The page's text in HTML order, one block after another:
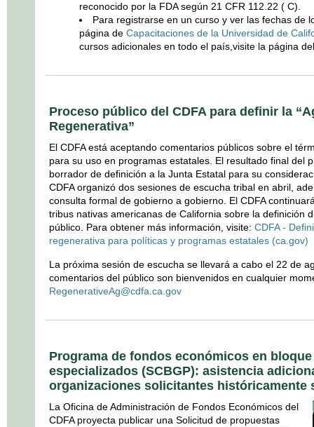
reconocido por la FDA según 21 CFR 112.22 ( C).
Para registrarse en un curso y ver las fechas de
página de Capacitaciones de la Universidad de
cursos adicionales en todo el país,visite la página
Proceso público del CDFA para definir la
Regenerativa”
El CDFA está aceptando comentarios públicos sobre el
para su uso en programas estatales. El resultado final del
borrador de definición a la Junta Estatal para su
CDFA organizó dos sesiones de escucha tribal en abril,
consulta formal de gobierno a gobierno. El CDFA
tribus nativas americanas de California sobre la definición
público. Para obtener más información, visite: CDFA -
regenerativa para políticas y programas estatales (ca.gov)
La próxima sesión de escucha se llevará a cabo el 22 de
comentarios del público son bienvenidos en cualquier
RegenerativeAg@cdfa.ca.gov
Programa de fondos económicos en
especializados (SCBGP): asistencia
organizaciones solicitantes históricamente
La Oficina de Administración de Fondos Económicos del
CDFA proyecta publicar una Solicitud de propuestas